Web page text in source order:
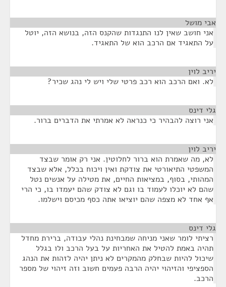
אבי מושל
אני חושב שאין לנו התנגדות שהקנס הזה, בנושא הזה, יוטל
על התאגיד אם הרכב הוא של התאגיד.
יריב לוין
לא. ואם הרכב הוא רכב פרטי שלי ויש לי נהג שכיר?
גלי דינס
אני רוצה להבהיר כי כנראה לא אמרתי את הדברים ברור.
יריב לוין
לא, מה שאמרת הוא ברור לחלוטין. אני רק אומר שבצד
המשפטי התיאורטי את צודקת ואין ויכוח בכלל, אלא שבצד
המהותי, בסוף, במציאות החיים, את מטילה על אנשים נטל
שהם לא יוכלו לעמוד בו וגם לא צודק שהם יעמדו בו, כי הרי
אף אחד לא מצפה שהם יוציאו אתה כסף מכיסם וישלמו.
גלי דינס
רציתי לומר שאני מניחה שמבחינת נהלי עבודה, ברירת מחדל
תהיה באמת להטיל את האחריות על בעל הרכב ולו בגלל
שיכול להיות שבחלק מהמקרים לא ניתן יהיה לזהות את הנהג
הספציפי והזיהוי יהיה הרבה פעמים חשוב וזה זיהוי של מספר
הרכב.